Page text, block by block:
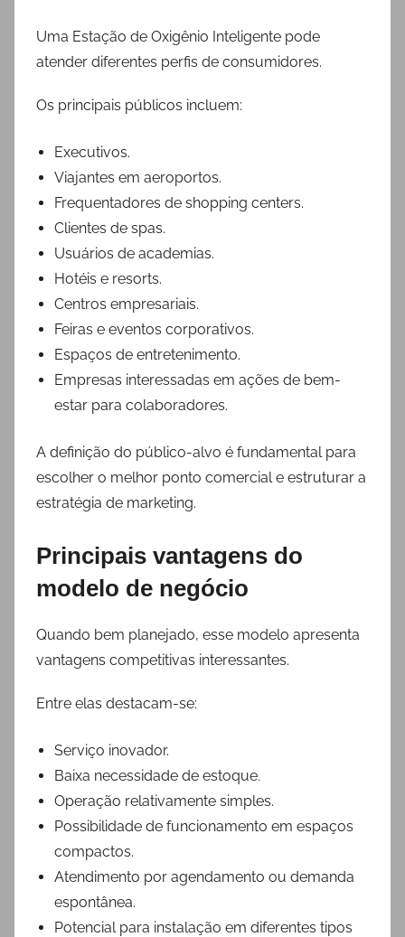
Uma Estação de Oxigênio Inteligente pode
atender diferentes perfis de consumidores.
Os principais públicos incluem:
Executivos.
Viajantes em aeroportos.
Frequentadores de shopping centers.
Clientes de spas.
Usuários de academias.
Hotéis e resorts.
Centros empresariais.
Feiras e eventos corporativos.
Espaços de entretenimento.
Empresas interessadas em ações de bem-
estar para colaboradores.
A definição do público-alvo é fundamental para
escolher o melhor ponto comercial e estruturar a
estratégia de marketing.
Principais vantagens do
modelo de negócio
Quando bem planejado, esse modelo apresenta
vantagens competitivas interessantes.
Entre elas destacam-se:
Serviço inovador.
Baixa necessidade de estoque.
Operação relativamente simples.
Possibilidade de funcionamento em espaços
compactos.
Atendimento por agendamento ou demanda
espontânea.
Potencial para instalação em diferentes tipos